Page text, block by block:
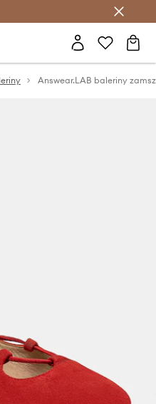
Club >
Answear.LAB baleriny